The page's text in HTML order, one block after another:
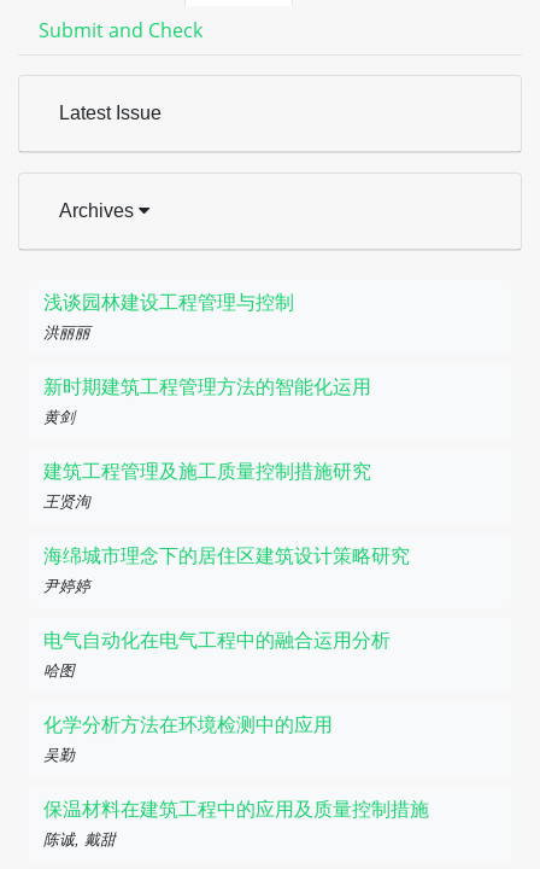
Submit and Check
Latest Issue
Archives
浅谈园林建设工程管理与控制
洪丽丽
新时期建筑工程管理方法的智能化运用
黄剑
建筑工程管理及施工质量控制措施研究
王贤洵
海绵城市理念下的居住区建筑设计策略研究
尹婷婷
电气自动化在电气工程中的融合运用分析
哈图
化学分析方法在环境检测中的应用
吴勤
保温材料在建筑工程中的应用及质量控制措施
陈诚, 戴甜